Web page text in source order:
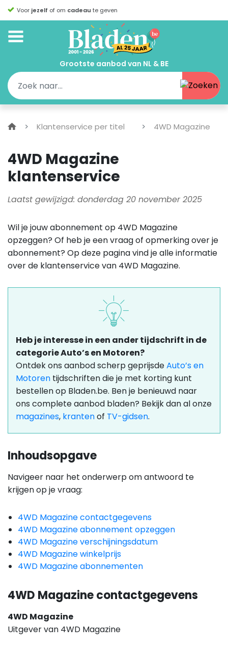
Voor jezelf of om cadeau te geven
Grootste aanbod van NL & BE
Klantenservice per titel 4WD Magazine
4WD Magazine
klantenservice
Laatst gewijzigd: donderdag 20 november 2025
Wil je jouw abonnement op 4WD Magazine
opzeggen? Of heb je een vraag of opmerking over je
abonnement? Op deze pagina vind je alle informatie
over de klantenservice van 4WD Magazine.
Heb je interesse in een ander tijdschrift in de
categorie Auto’s en Motoren?
Ontdek ons aanbod scherp geprijsdeAuto’s en
Motoren tijdschriften die je met korting kunt
bestellen op Bladen.be. Ben je benieuwd naar
ons complete aanbod bladen? Bekijk dan al onze
magazines, krantenof TV-gidsen.
Inhoudsopgave
Navigeer naar het onderwerp om antwoord te
krijgen op je vraag:
4WD Magazine contactgegevens
4WD Magazine abonnement opzeggen
4WD Magazine verschijningsdatum
4WD Magazine winkelprijs
4WD Magazine abonnementen
4WD Magazine contactgegevens
4WD Magazine
Uitgever van 4WD Magazine